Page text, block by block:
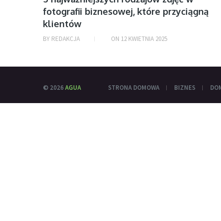
fotografii biznesowej, które przyciągną
klientów
BY REDAKCJA ON 12 KWIETNIA 2025
© 2026AGUA STRONA DOMOWA BIZNES